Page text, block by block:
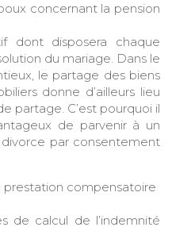
concernant la pension
dont disposera chaque
du mariage. Dans le
le partage des biens
donne d’ailleurs lieu
partage. C’est pourquoi il
de parvenir à un
par consentement
prestation compensatoire
de calcul de l’indemnité